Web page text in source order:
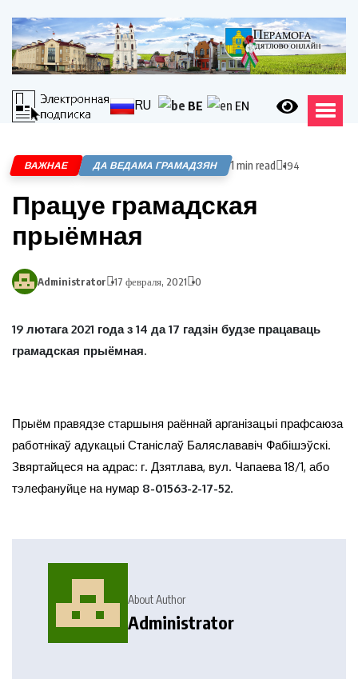
RU BE EN
ВАЖНАЕ ДА ВЕДАМА ГРАМАДЗЯН 1 min read 194
Працуе грамадская
прыёмная
Administrator 17 февраля, 2021 0
19 лютага 2021 года з 14 да 17 гадзін будзе працаваць
грамадская прыёмная.
Прыём правядзе старшыня раённай арганізацыі прафсаюза
работнікаў адукацыі Станіслаў Баляслававіч Фабішэўскі.
Звяртайцеся на адрас: г. Дзятлава, вул. Чапаева 18/1, або
тэлефануйце на нумар 8-01563-2-17-52.
About Author
Administrator